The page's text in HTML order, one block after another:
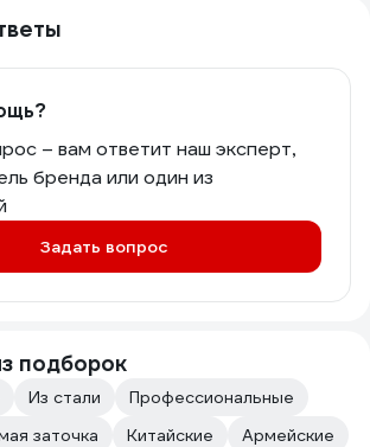
– вам ответит наш эксперт,
бренда или один из
Задать вопрос
подборок
Из стали
Профессиональные
заточка Китайские
Армейские